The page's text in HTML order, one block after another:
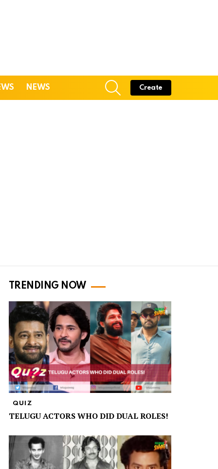
NEWS
SEARCH
Create
TRENDING NOW
QUIZ
TELUGU ACTORS WHO DID DUAL ROLES!